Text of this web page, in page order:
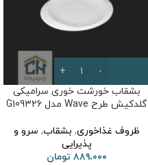
بشقاب خورشت خوری سرامیکی
گلدکیش طرح Wave مدل G109326
ظروف غذاخوری, بشقاب, سرو و
پذیرایی
۸۸۹،۰۰۰ تومان